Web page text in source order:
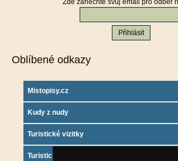
Zde zanechte svůj email pro odběr
Oblíbené odkazy
Mistopisy.cz
Kudy z nudy
Turistické vizitky
Turistický deník